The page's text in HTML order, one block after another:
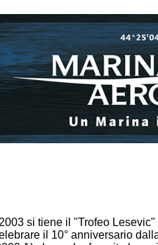
si tiene il "Trofeo
il 10° anniversario